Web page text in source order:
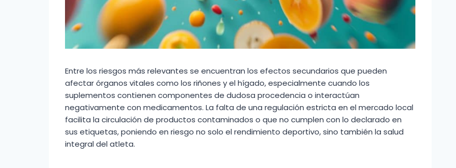
Entre los riesgos más relevantes se encuentran los efectos secundarios que pueden
afectar órganos vitales como los riñones y el hígado, especialmente cuando los
suplementos contienen componentes de dudosa procedencia o interactúan
negativamente con medicamentos. La falta de una regulación estricta en el mercado local
facilita la circulación de productos contaminados o que no cumplen con lo declarado en
sus etiquetas, poniendo en riesgo no solo el rendimiento deportivo, sino también la salud
integral del atleta.